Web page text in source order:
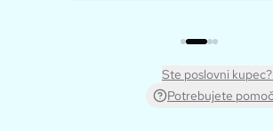
Ste poslovni
Potrebujete